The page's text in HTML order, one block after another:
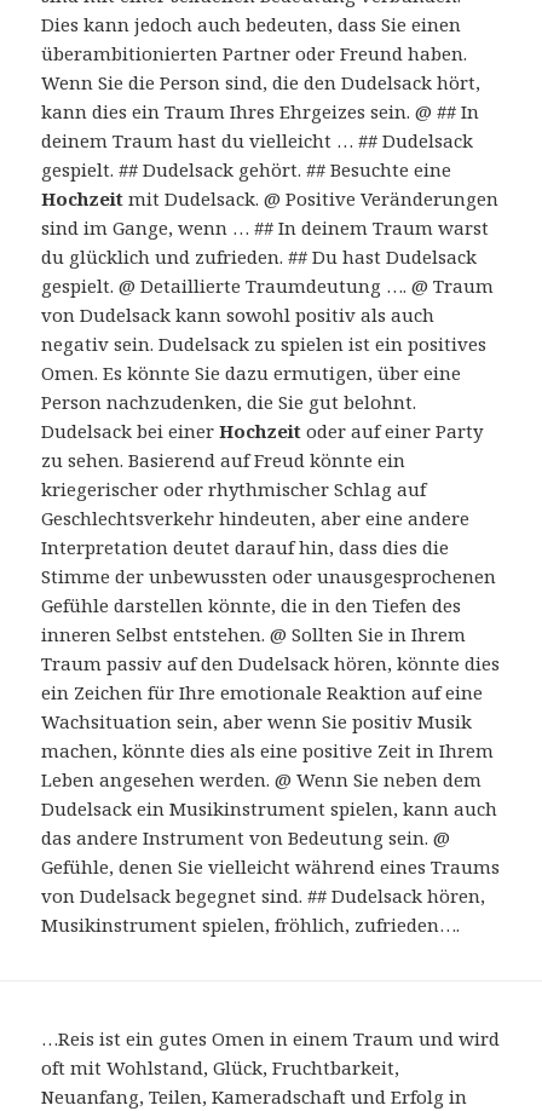
Dies kann jedoch auch bedeuten, dass Sie einen
überambitionierten Partner oder Freund haben.
Wenn Sie die Person sind, die den Dudelsack hört,
kann dies ein Traum Ihres Ehrgeizes sein. @ ## In
deinem Traum hast du vielleicht … ## Dudelsack
gespielt. ## Dudelsack gehört. ## Besuchte eine
Hochzeit mit Dudelsack. @ Positive Veränderungen
sind im Gange, wenn … ## In deinem Traum warst
du glücklich und zufrieden. ## Du hast Dudelsack
gespielt. @ Detaillierte Traumdeutung …. @ Traum
von Dudelsack kann sowohl positiv als auch
negativ sein. Dudelsack zu spielen ist ein positives
Omen. Es könnte Sie dazu ermutigen, über eine
Person nachzudenken, die Sie gut belohnt.
Dudelsack bei einerHochzeit oder auf einer Party
zu sehen. Basierend auf Freud könnte ein
kriegerischer oder rhythmischer Schlag auf
Geschlechtsverkehr hindeuten, aber eine andere
Interpretation deutet darauf hin, dass dies die
Stimme der unbewussten oder unausgesprochenen
Gefühle darstellen könnte, die in den Tiefen des
inneren Selbst entstehen. @ Sollten Sie in Ihrem
Traum passiv auf den Dudelsack hören, könnte dies
ein Zeichen für Ihre emotionale Reaktion auf eine
Wachsituation sein, aber wenn Sie positiv Musik
machen, könnte dies als eine positive Zeit in Ihrem
Leben angesehen werden. @ Wenn Sie neben dem
Dudelsack ein Musikinstrument spielen, kann auch
das andere Instrument von Bedeutung sein. @
Gefühle, denen Sie vielleicht während eines Traums
von Dudelsack begegnet sind. ## Dudelsack hören,
Musikinstrument spielen, fröhlich, zufrieden….
…Reis ist ein gutes Omen in einem Traum und wird
oft mit Wohlstand, Glück, Fruchtbarkeit,
Neuanfang, Teilen, Kameradschaft und Erfolg in